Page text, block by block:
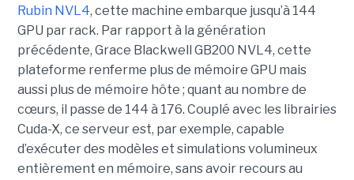
Rubin NVL4, cette machine embarque jusqu’à 144
GPU par rack. Par rapport à la génération
précédente, Grace Blackwell GB200 NVL4, cette
plateforme renferme plus de mémoire GPU mais
aussi plus de mémoire hôte ; quant au nombre de
cœurs, il passe de 144 à 176. Couplé avec les librairies
Cuda-X, ce serveur est, par exemple, capable
d’exécuter des modèles et simulations volumineux
entièrement en mémoire, sans avoir recours au